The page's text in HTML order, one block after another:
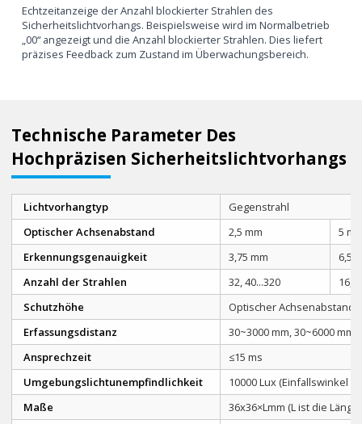
Echtzeitanzeige der Anzahl blockierter Strahlen des
Sicherheitslichtvorhangs. Beispielsweise wird im Normalbetrieb
„00“ angezeigt und die Anzahl blockierter Strahlen. Dies liefert
präzises Feedback zum Zustand im Überwachungsbereich.
Technische Parameter Des
Hochpräzisen Sicherheitslichtvorhangs
Lichtvorhangtyp
Gegenstrahl
Optischer Achsenabstand
2,5 mm
5
Erkennungsgenauigkeit
3,75 mm
6,5
Anzahl der Strahlen
32, 40...320
16,
Schutzhöhe
Optischer Achsenabstand
Erfassungsdistanz
30~3000 mm, 30~6000 mm,
Ansprechzeit
≤15 ms
Umgebungslichtunempfindlichkeit
10000 Lux (Einfallswinkel
Maße
36x36×Lmm (L ist die